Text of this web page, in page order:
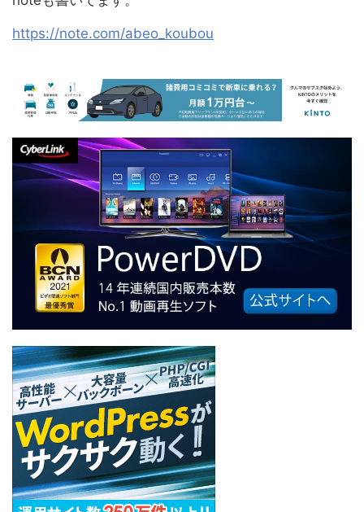
https://note.com/abeo_koubou